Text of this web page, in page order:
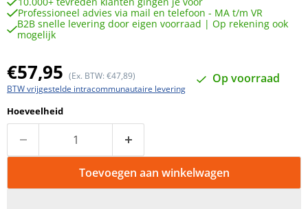
Professioneel advies via mail en telefoon - MA t/m VR
B2B snelle levering door eigen voorraad | Op rekening ook
mogelijk
Huidige prijs
€57,95 (Ex. BTW: €47,89)
BTW vrijgestelde intracommunautaire levering
Op voorraad
Hoeveelheid
Toevoegen aan winkelwagen